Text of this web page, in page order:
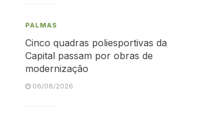
PALMAS
Cinco quadras poliesportivas da
Capital passam por obras de
modernização
06/08/2026